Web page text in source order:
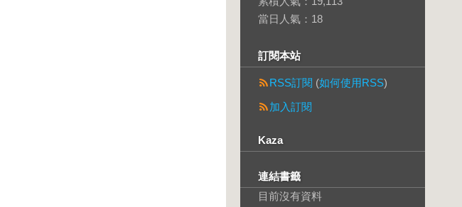
當日人氣： 18
訂閱本站
RSS訂閱 (如何使用RSS)
加入訂閱
Kaza
連結書籤
目前沒有資料